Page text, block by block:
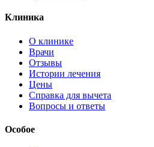
Клиника
О клинике
Врачи
Отзывы
Истории лечения
Цены
Справка для вычета
Вопросы и ответы
Особое